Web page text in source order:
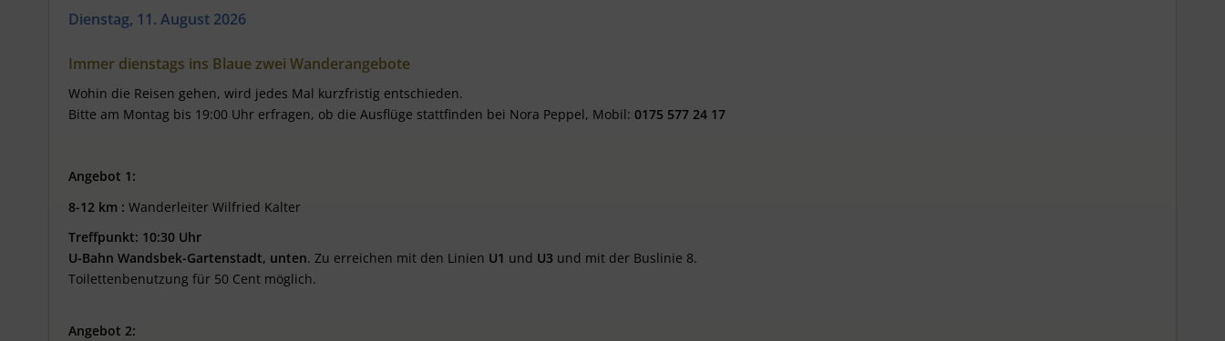
Dienstag, 11. August 2026
Immer dienstags ins Blaue zwei Wanderangebote
Wohin die Reisen gehen, wird jedes Mal kurzfristig entschieden.
Bitte am Montag bis 19:00 Uhr erfragen, ob die Ausflüge stattfinden bei Nora Peppel, Mobil:0175 577 24 17
Angebot 1:
8-12 km :Wanderleiter Wilfried Kalter
Treffpunkt: 10:30 Uhr
U-Bahn Wandsbek-Gartenstadt, unten. Zu erreichen mit den Linien U1 und U3 und mit der Buslinie 8.
Toilettenbenutzung für 50 Cent möglich.
Angebot 2: